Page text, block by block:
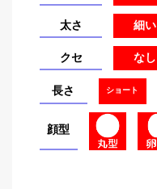
太さ 細い
クセ なし
長さ ショート
顔型